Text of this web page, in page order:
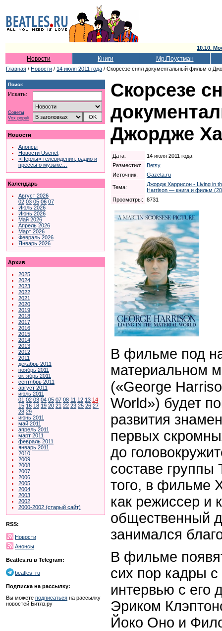
10.10.
Новости Книги Мр.Поустман
Главная / Новости / 14 июля 2011 года / Скорсезе снял документальный фильм о
Поиск
Искать:
Советы
Vox populi
Новости
Анонсы
Новости Usenet
«Перлы» телевидения, радио и
прессы о музыке…
Календарь
Август 2026
02 03 05 06 07
Июль 2026
Июнь 2026
Май 2026
Апрель 2026
Март 2026
Февраль 2026
Январь 2026
Архив
2025
2024
2023
2022
2021
2020
2019
2018
2017
2016
2015
2014
2013
2012
2011
декабрь 2011
ноябрь 2011
октябрь 2011
сентябрь 2011
август 2011
июль 2011
01 02 03 04 05 07 08 11 12 13 14
15 16 18 19 20 21 22 23 25 26 27
28 29
июнь 2011
май 2011
апрель 2011
март 2011
февраль 2011
январь 2011
2010
2009
2008
2007
2006
2005
2004
2003
2002
2000-2002 (старый сайт)
RSS:
Новости
Анонсы
Beatles.ru в Telegram:
beatles_ru
Подписка на рассылку:
Вы можете подписаться на рассылку
новостей Битлз.ру
Скорсезе
Джордже
Дата:
14 июля 2011 года
Разместил:
Betsy
Источник:
Gazeta.ru
Тема:
Джордж Харрисон - Living in
Harrison — книга и фильм
Просмотры:
8731
В фильме под
материальном
(«George
World») будет
развития
первых
до
составе
того, в фильме
как режиссер и
общественный
занимался
В фильме
сих пор кадры
интервью с его
Эриком
Йоко Оно и